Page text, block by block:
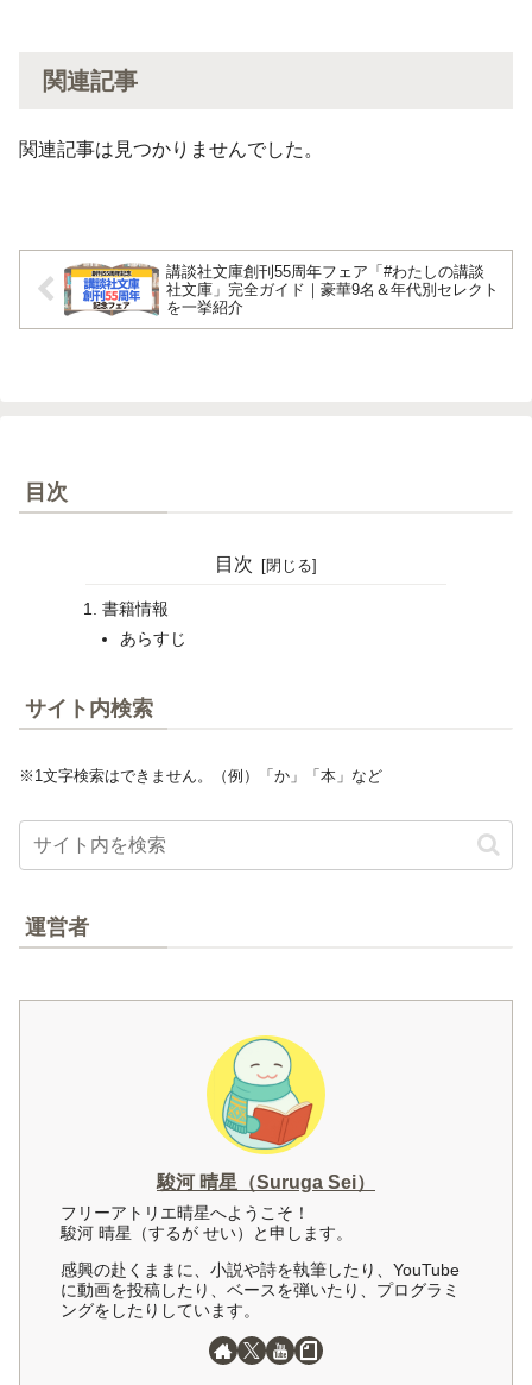
関連記事
関連記事は見つかりませんでした。
講談社文庫創刊55周年フェア「#わたしの講談
社文庫」完全ガイド｜豪華9名＆年代別セレクト
を一挙紹介
目次
目次
書籍情報
あらすじ
サイト内検索
※1文字検索はできません。（例）「か」「本」など
運営者
駿河 晴星（Suruga Sei）
フリーアトリエ晴星へようこそ！
駿河 晴星（するが せい）と申します。
感興の赴くままに、小説や詩を執筆したり、YouTube
に動画を投稿したり、ベースを弾いたり、プログラミ
ングをしたりしています。